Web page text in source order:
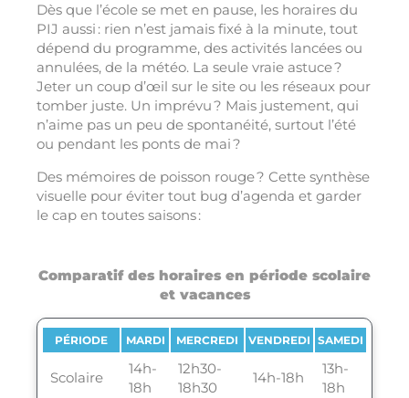
Dès que l’école se met en pause, les horaires du
PIJ aussi : rien n’est jamais fixé à la minute, tout
dépend du programme, des activités lancées ou
annulées, de la météo. La seule vraie astuce ?
Jeter un coup d’œil sur le site ou les réseaux pour
tomber juste. Un imprévu ? Mais justement, qui
n’aime pas un peu de spontanéité, surtout l’été
ou pendant les ponts de mai ?
Des mémoires de poisson rouge ? Cette synthèse
visuelle pour éviter tout bug d’agenda et garder
le cap en toutes saisons :
Comparatif des horaires en période scolaire
et vacances
PÉRIODE MARDI MERCREDI VENDREDI SAMEDI
Scolaire
14h-
18h
12h30-
18h30
14h-18h
13h-
18h